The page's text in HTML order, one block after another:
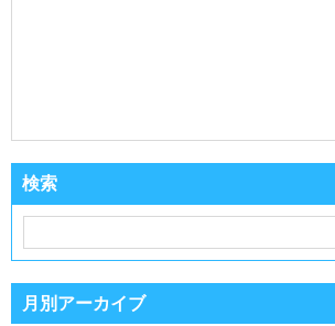
検索
月別アーカイブ